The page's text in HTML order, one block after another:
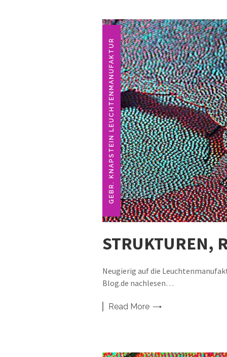
GEBR. KNAPSTEIN LEUCHTENMANUFAKTUR
STRUKTUREN,
Neugierig auf die
Blog.de nachlesen…
Read More